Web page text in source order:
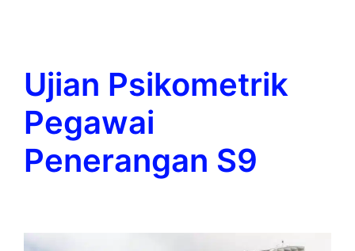
Ujian Psikometrik
Pegawai
Penerangan S9